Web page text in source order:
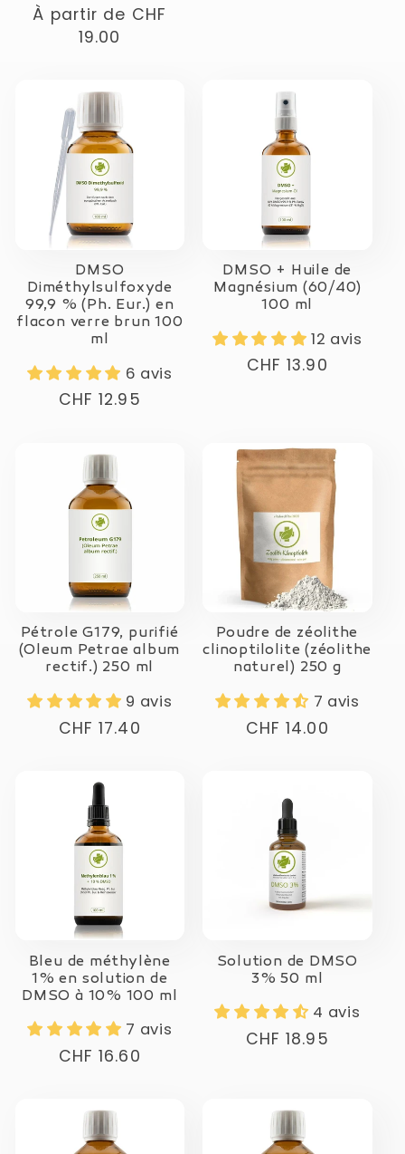
Prix
normal
À partir de CHF
19.00
DMSO
Diméthylsulfoxyde
99,9 % (Ph. Eur.) en
flacon verre brun 100
ml
6 avis
Prix
CHF 12.95
DMSO + Huile de
Magnésium (60/40)
100 ml
12 avis
Prix
CHF 13.90
Pétrole G179, purifié
(Oleum Petrae album
rectif.) 250 ml
9 avis
Prix
CHF 17.40
Poudre de zéolithe
clinoptilolite (zéolithe
naturel) 250 g
7 avis
Prix
CHF 14.00
Bleu de méthylène
1% en solution de
DMSO à 10% 100 ml
7 avis
Prix
CHF 16.60
Solution de DMSO
3% 50 ml
4 avis
Prix
CHF 18.95